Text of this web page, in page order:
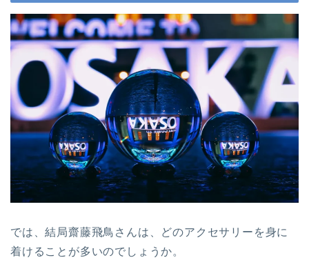
では、結局齋藤飛鳥さんは、どのアクセサリーを身に
着けることが多いのでしょうか。